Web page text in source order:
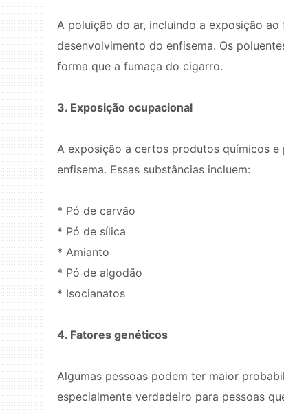
A poluição do ar, incluindo a exposição
desenvolvimento do enfisema. Os
forma que a fumaça do cigarro.
3. Exposição ocupacional
A exposição a certos produtos químicos
enfisema. Essas substâncias incluem:
* Pó de carvão
* Pó de sílica
* Amianto
* Pó de algodão
* Isocianatos
4. Fatores genéticos
Algumas pessoas podem ter maior
especialmente verdadeiro para pessoas